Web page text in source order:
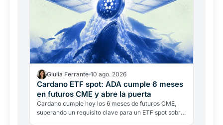
Giulia Ferrante 10 ago. 2026
Cardano ETF spot: ADA cumple 6 meses
en futuros CME y abre la puerta
Cardano cumple hoy los 6 meses de futuros CME,
superando un requisito clave para un ETF spot sobre